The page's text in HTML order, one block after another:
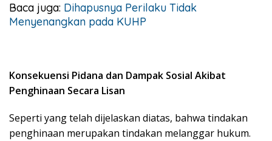
Baca juga: Dihapusnya Perilaku Tidak
Menyenangkan pada KUHP
Konsekuensi Pidana dan Dampak Sosial Akibat
Penghinaan Secara Lisan
Seperti yang telah dijelaskan diatas, bahwa tindakan
penghinaan merupakan tindakan melanggar hukum.